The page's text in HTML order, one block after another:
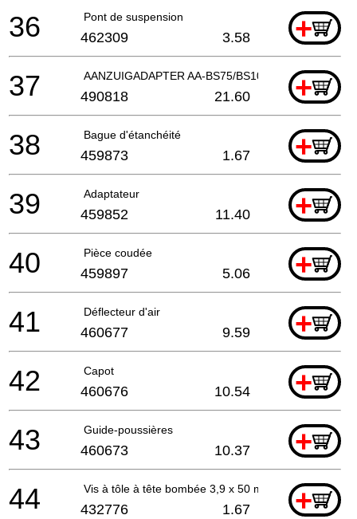
Pont de suspension +
36 462309 3.58
AANZUIGADAPTER AA-BS75/BS105 +
37 490818 21.60
Bague d'étanchéité +
38 459873 1.67
Adaptateur +
39 459852 11.40
Pièce coudée +
40 459897 5.06
Déflecteur d'air +
41 460677 9.59
Capot +
42 460676 10.54
Guide-poussières +
43 460673 10.37
Vis à tôle à tête bombée 3,9 x 50 mm +
44 432776 1.67